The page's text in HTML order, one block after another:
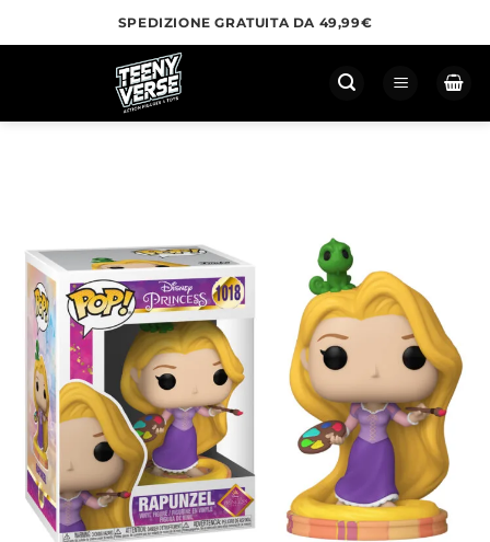
ai
SPEDIZIONE GRATUITA DA 49,99€